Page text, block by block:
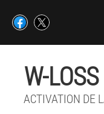
W-
ACTIVATION DE